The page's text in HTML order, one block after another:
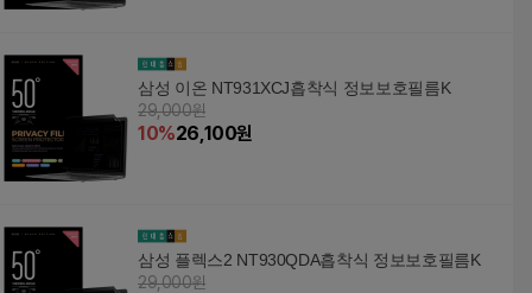
삼성 이온 NT931XCJ흡착식 정보보호필름K
29,000원
10%26,100원
삼성 플렉스2 NT930QDA흡착식 정보보호필름K
29,000원